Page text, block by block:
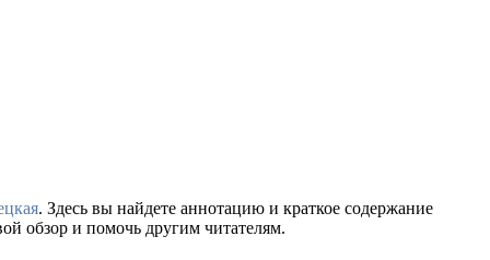
. Здесь вы найдете аннотацию и краткое содержание
обзор и помочь другим читателям.